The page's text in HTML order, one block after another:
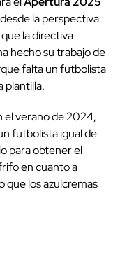
la perspectiva
la directiva
hecho su trabajo de
falta un futbolista
plantilla.
el verano de 2024,
futbolista igual de
para obtener el
en cuanto a
que los azulcremas